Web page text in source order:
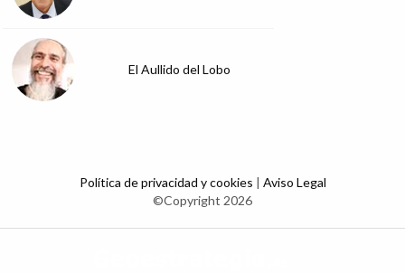
El Aullido del Lobo
Política de privacidad y cookies | Aviso Legal
©Copyright 2026